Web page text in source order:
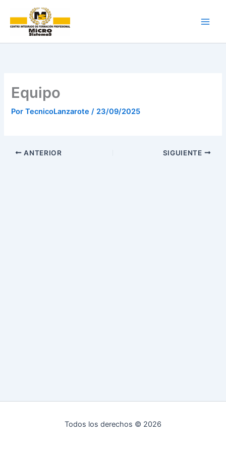
contenido
Equipo
PorTecnicoLanzarote/ 23/09/2025
ANTERIOR SIGUIENTE
Todos los derechos © 2026